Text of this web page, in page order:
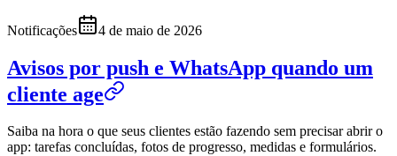
Notificações 4 de maio de 2026
Avisos por push e WhatsApp quando um
cliente age
Saiba na hora o que seus clientes estão fazendo sem precisar abrir o
app: tarefas concluídas, fotos de progresso, medidas e formulários.